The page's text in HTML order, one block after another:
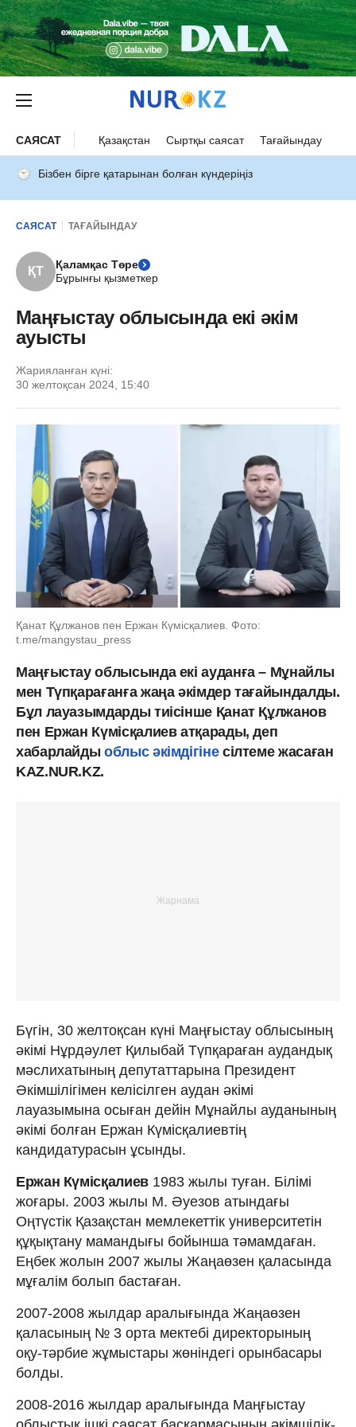
САЯСАТ Қазақстан Сыртқы саясат Тағайындау
Бізбен бірге қатарынан болған күндеріңіз
САЯСАТ ТАҒАЙЫНДАУ
ҚТ
Қаламқас Төре
Бұрынғы қызметкер
Маңғыстау облысында екі әкім
ауысты
Жарияланған күні:
30 желтоқсан 2024, 15:40
Қанат Құлжанов пен Ержан Күмісқалиев. Фото:
t.me/mangystau_press
Маңғыстау облысында екі ауданға – Мұнайлы
мен Түпқарағанға жаңа әкімдер тағайындалды.
Бұл лауазымдарды тиісінше Қанат Құлжанов
пен Ержан Күмісқалиев атқарады, деп
хабарлайдыоблыс әкімдігіне сілтеме жасаған
KAZ.NUR.KZ.
Бүгін, 30 желтоқсан күні Маңғыстау облысының
әкімі Нұрдәулет Қилыбай Түпқараған аудандық
мәслихатының депутаттарына Президент
Әкімшілігімен келісілген аудан әкімі
лауазымына осыған дейін Мұнайлы ауданының
әкімі болған Ержан Күмісқалиевтің
кандидатурасын ұсынды.
Ержан Күмісқалиев1983 жылы туған. Білімі
жоғары. 2003 жылы М. Әуезов атындағы
Оңтүстік Қазақстан мемлекеттік университетін
құқықтану мамандығы бойынша тәмамдаған.
Еңбек жолын 2007 жылы Жаңаөзен қаласында
мұғалім болып бастаған.
2007-2008 жылдар аралығында Жаңаөзен
қаласының № 3 орта мектебі директорының
оқу-тәрбие жұмыстары жөніндегі орынбасары
болды.
2008-2016 жылдар аралығында Маңғыстау